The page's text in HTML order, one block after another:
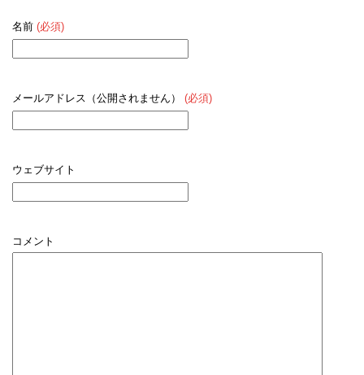
名前 (必須)
メールアドレス（公開されません） (必須)
ウェブサイト
コメント